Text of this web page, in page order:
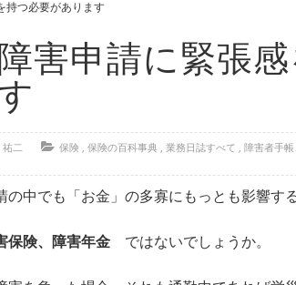
持つ必要があります
害申請に緊張
祐二 保険, 保険の百科事典, 業務日誌すべて , 障害者手
中でも「お金」の多寡にもっとも影響す
保険、障害年金ではないでしょうか。